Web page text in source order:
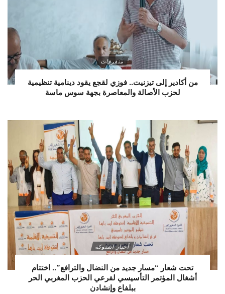
متفرقات
من أكادير إلى تيزنيت.. فوزي لقجع يقود دينامية تنظيمية
لحزب الأصالة والمعاصرة بجهة سوس ماسة
أخبار اشتوكة
تحت شعار “مسار جديد من النضال والترافع”.. اختتام
أشغال المؤتمر التأسيسي لفرعي الحزب المغربي الحر
ببلفاع وإنشادن